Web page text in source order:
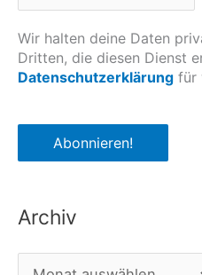
Wir halten deine Daten
Dritten, die diesen Dienst
Datenschutzerklärung für
Archiv